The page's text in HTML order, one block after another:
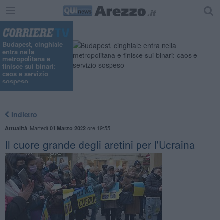
Budapest, cinghiale
entra nella
metropolitana e
finisce sui binari:
caos e servizio
sospeso
Indietro
Attualità Martedì 01 Marzo 2022ore 19:55
Il cuore grande degli aretini per l'Ucraina